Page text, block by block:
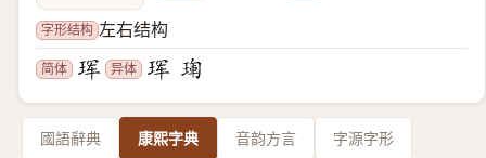
字形结构 左右结构
简体 异体
國語辭典 康熙字典 音韵方言 字源字形